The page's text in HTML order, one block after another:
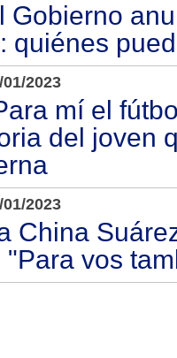
Gobierno
quiénes
01/2023
mí el
del joven
01/2023
China
vos